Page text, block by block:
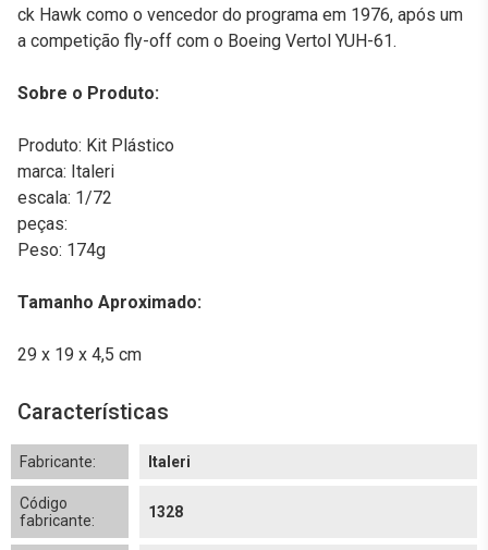
ck Hawk como o vencedor do programa em 1976, após um
a competição fly-off com o Boeing Vertol YUH-61.
Sobre o Produto:
Produto: Kit Plástico
marca: Italeri
escala: 1/72
peças:
Peso: 174g
Tamanho Aproximado:
29 x 19 x 4,5 cm
Características
Fabricante: Italeri
Código
fabricante:
1328